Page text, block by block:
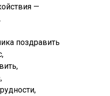
—
поздравить